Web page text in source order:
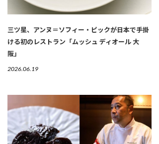
三ツ星、アンヌ＝ソフィー・ピックが日本で手掛
ける初のレストラン「ムッシュ ディオール 大
阪」
2026.06.19